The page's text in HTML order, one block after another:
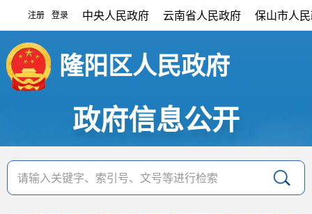
注册 登录 中央人民政府 云南省人民政府 保山市人
隆阳区人民政府
政府信息公开